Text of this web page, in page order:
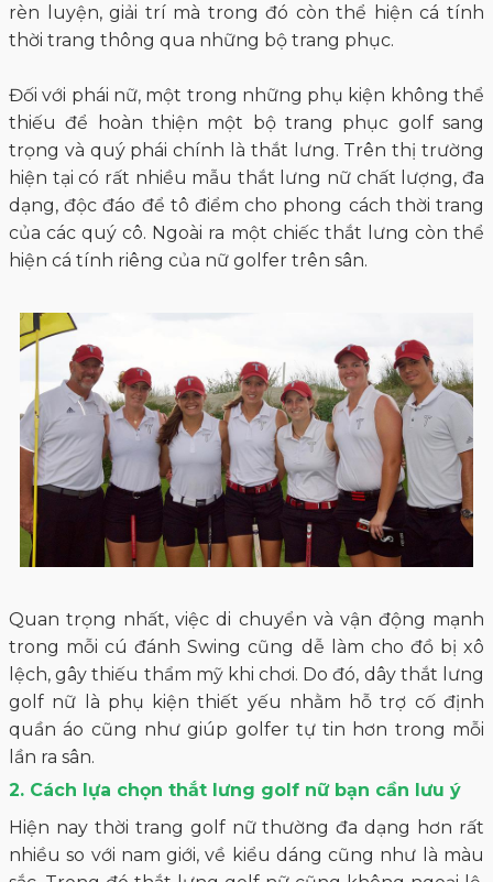
rèn luyện, giải trí mà trong đó còn thể hiện cá tính
thời trang thông qua những bộ trang phục.
Đối với phái nữ, một trong những phụ kiện không thể
thiếu để hoàn thiện một bộ trang phục golf sang
trọng và quý phái chính là thắt lưng. Trên thị trường
hiện tại có rất nhiều mẫu thắt lưng nữ chất lượng, đa
dạng, độc đáo để tô điểm cho phong cách thời trang
của các quý cô. Ngoài ra một chiếc thắt lưng còn thể
hiện cá tính riêng của nữ golfer trên sân.
Quan trọng nhất, việc di chuyển và vận động mạnh
trong mỗi cú đánh Swing cũng dễ làm cho đồ bị xô
lệch, gây thiếu thẩm mỹ khi chơi. Do đó, dây thắt lưng
golf nữ là phụ kiện thiết yếu nhằm hỗ trợ cố định
quần áo cũng như giúp golfer tự tin hơn trong mỗi
lần ra sân.
2. Cách lựa chọn thắt lưng golf nữ bạn cần lưu ý
Hiện nay thời trang golf nữ thường đa dạng hơn rất
nhiều so với nam giới, về kiểu dáng cũng như là màu